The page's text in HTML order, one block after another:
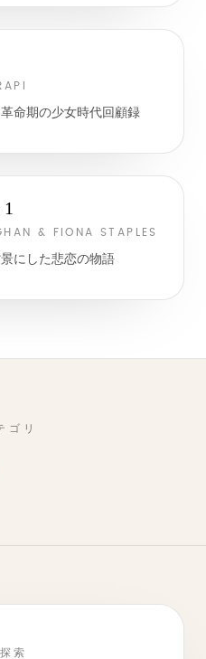
命期の少女時代回顧録
& FIONA STAPLES
にした悲恋の物語
ゴリ
索